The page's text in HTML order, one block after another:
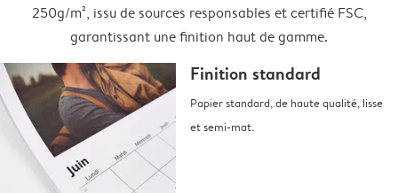
250g/m², issu de sources responsables et certifié FSC,
garantissant une finition haut de gamme.
Finition standard
Papier standard, de haute qualité, lisse
et semi-mat.